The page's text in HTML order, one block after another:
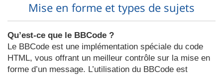
Mise en forme et types de sujets
Qu’est-ce que le BBCode ?
Le BBCode est une implémentation spéciale du code
HTML, vous offrant un meilleur contrôle sur la mise en
forme d’un message. L’utilisation du BBCode est